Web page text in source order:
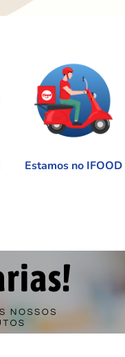
Estamos no IFOOD